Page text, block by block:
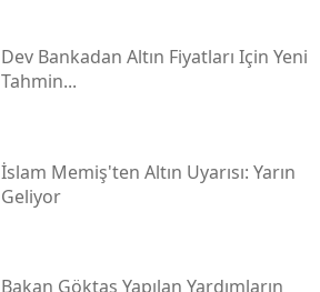
Dev Bankadan Altın Fiyatları Için Yeni
Tahmin...
İslam Memiş'ten Altın Uyarısı: Yarın
Geliyor
Bakan Göktaş Yapılan Yardımların